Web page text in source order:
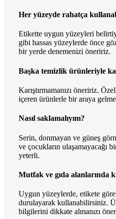
Her yüzeyde rahatça
Etikette uygun yüzeyleri
gibi hassas yüzeylerde önce
bir yerde denemenizi öneririz.
Başka temizlik ürünleriyle
Karıştırmamanızı öneririz.
içeren ürünlerle bir araya
Nasıl saklamalıyım?
Serin, donmayan ve güneş
ve çocukların ulaşamayacağı
yeterli.
Mutfak ve gıda alanlarında
Uygun yüzeylerde, etikete göre
durulayarak kullanabilirsiniz.
bilgilerini dikkate almanızı